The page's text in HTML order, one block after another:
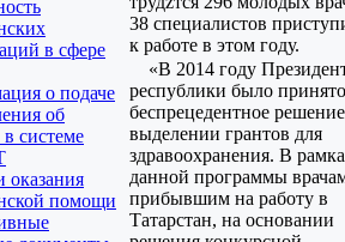
в сфере
о подаче
об
системе
оказания
помощи
38 специалистов
к работе в этом году.
«В 2014 году
республики было принято
беспрецедентное
выделении грантов для
здравоохранения. В
данной программы
прибывшим на работу в
Татарстан, на основании